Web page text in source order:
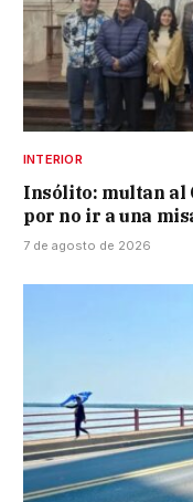
INTERIOR
Insólito: multan al
por no ir a una
7 de agosto de 2026